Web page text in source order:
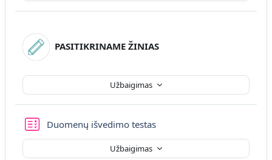
Užbaigimas
PASITIKRINAME ŽINIAS
Duomenų išvedimo testas
Užbaigimas